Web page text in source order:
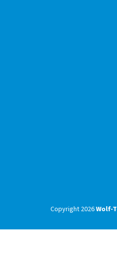
Copyright 2026Wolf-